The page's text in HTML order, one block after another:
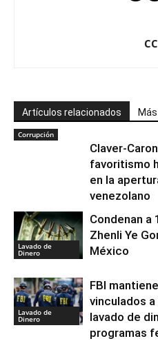
Artículos relacionados
Corrupción
Claver-
favoritismo
en la
venezolano
Lavado de
Dinero
Condenan a
Zhenli Ye
México
Lavado de
Dinero
FBI
vinculados
lavado de
programas